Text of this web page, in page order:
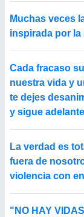
Muchas veces
inspirada por la
Cada fracaso
nuestra vida y
te dejes
y sigue
La verdad es
fuera de
violencia con
"NO HAY